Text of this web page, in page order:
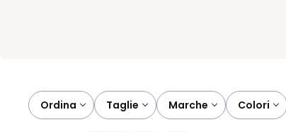
Ordina
taglie marche colori